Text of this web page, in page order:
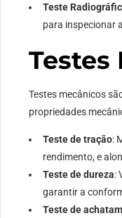
Teste
para inspecionar
Testes
Testes mecânicos
propriedades
Teste de tração:
rendimento, e
Teste de dureza:
garantir a
Teste de